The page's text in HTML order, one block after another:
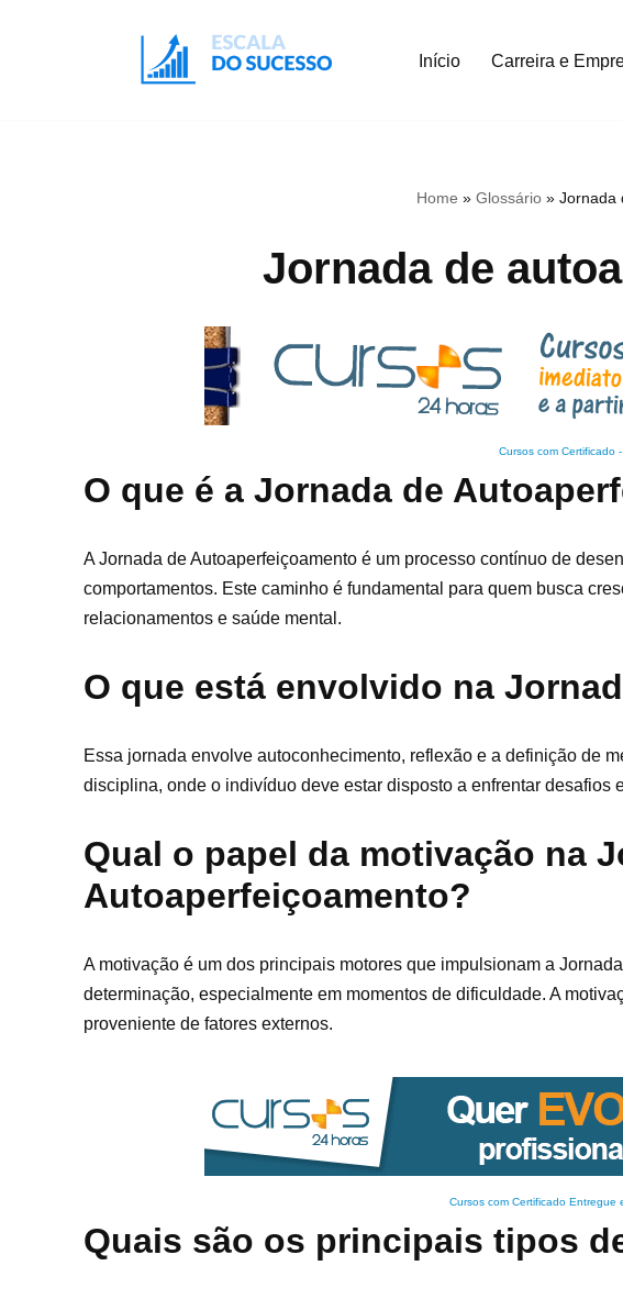
Início Carreira e
Home »Glossário »Jornada
Jornada de
Cursos com Certificado-
O que é a Jornada de
A Jornada de Autoaperfeiçoamento é um processo contínuo de
comportamentos. Este caminho é fundamental para quem busca
relacionamentos e saúde mental.
O que está envolvido na
Essa jornada envolve autoconhecimento, reflexão e a definição de
disciplina, onde o indivíduo deve estar disposto a enfrentar desafios
Qual o papel da motivação na
Autoaperfeiçoamento?
A motivação é um dos principais motores que impulsionam a
determinação, especialmente em momentos de dificuldade. A
proveniente de fatores externos.
Cursos com Certificado Entregue
Quais são os principais tipos